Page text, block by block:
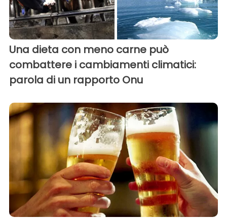
Una dieta con meno carne può
combattere i cambiamenti climatici:
parola di un rapporto Onu